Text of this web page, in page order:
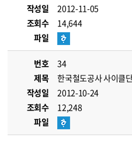
작성일
2012-11-05
조회수
14,644
파일
번호
34
제목
한국철도공사 사이클
작성일
2012-10-24
조회수
12,248
파일